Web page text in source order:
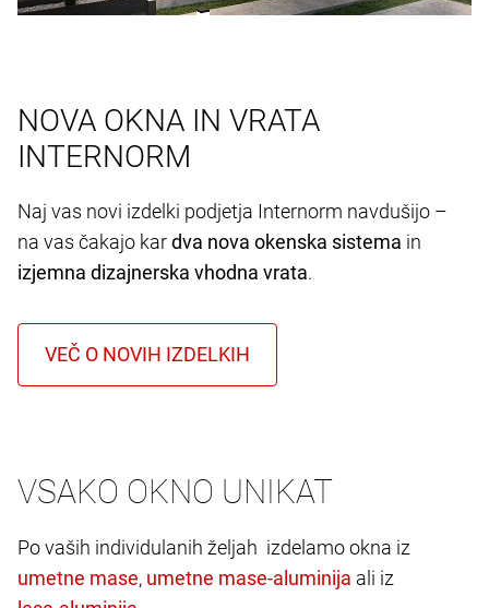
NOVA OKNA IN VRATA
INTERNORM
Naj vas novi izdelki podjetja Internorm navdušijo –
na vas čakajo kardva nova okenska sistema in
izjemna dizajnerska vhodna vrata.
VSAKO OKNO UNIKAT
Po vaših individulanih željah izdelamo okna iz
,
ali iz